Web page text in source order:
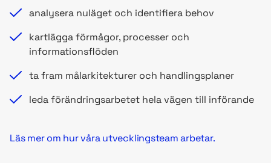
analysera nuläget och identifiera behov
kartlägga förmågor, processer och
informationsflöden
ta fram målarkitekturer och handlingsplaner
leda förändringsarbetet hela vägen till införande
Läs mer om hur våra utvecklingsteam arbetar.